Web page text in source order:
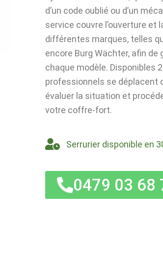
d’un code oublié ou d’un
service couvre l’ouverture et
différentes marques, telles
encore Burg Wächter, afin
chaque modèle. Disponibles
professionnels se déplacent
évaluer la situation et
votre coffre-fort.
Serrurier disponible en
0479 03 68